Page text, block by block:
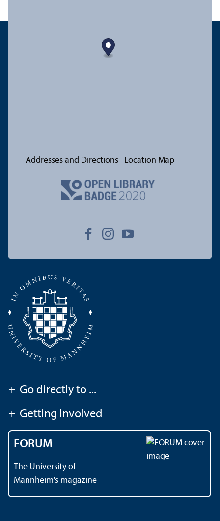
Addresses and Directions Location Map
+ Go directly to ...
+ Getting Involved
FORUM
The University of
Mannheim's magazine